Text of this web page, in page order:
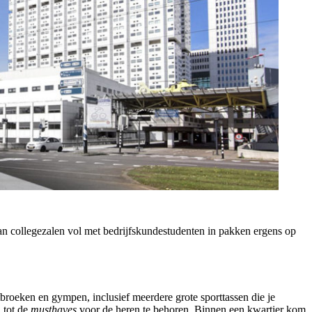
collegezalen vol met bedrijfskundestudenten in pakken ergens op
en gympen, inclusief meerdere grote sporttassen die je